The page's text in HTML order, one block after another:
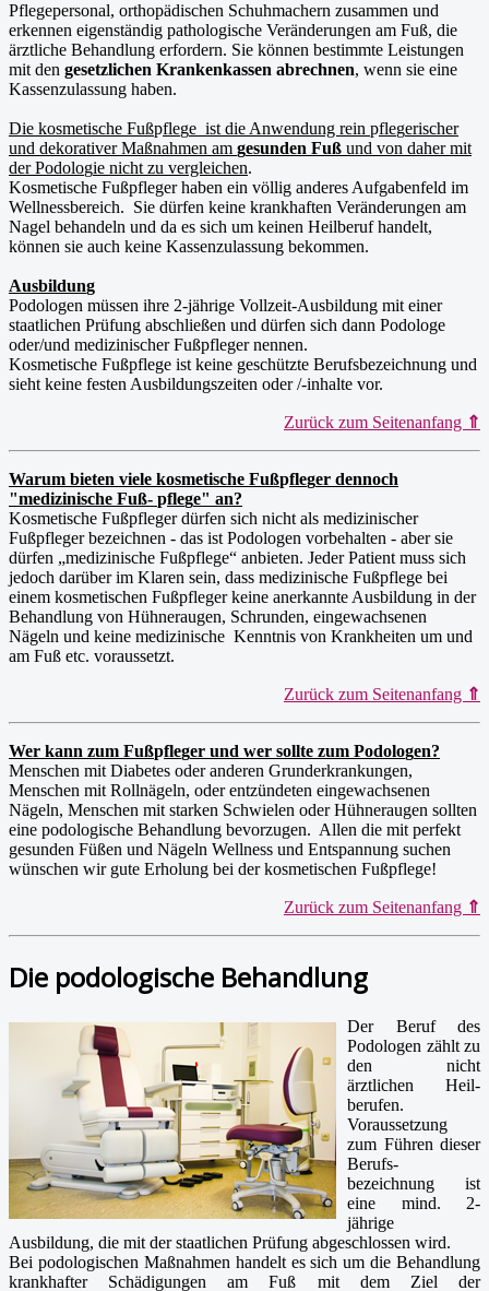
Pflegepersonal, orthopädischen Schuhmachern zusammen und
erkennen eigenständig pathologische Veränderungen am Fuß, die
ärztliche Behandlung erfordern. Sie können bestimmte Leistungen
mit den gesetzlichen Krankenkassen abrechnen, wenn sie eine
Kassenzulassung haben.
Die kosmetische Fußpflege ist die Anwendung rein pflegerischer
und dekorativer Maßnahmen am gesunden Fuß und von daher mit
der Podologie nicht zu vergleichen.
Kosmetische Fußpfleger haben ein völlig anderes Aufgabenfeld im
Wellnessbereich. Sie dürfen keine krankhaften Veränderungen am
Nagel behandeln und da es sich um keinen Heilberuf handelt,
können sie auch keine Kassenzulassung bekommen.
Ausbildung
Podologen müssen ihre 2-jährige Vollzeit-Ausbildung mit einer
staatlichen Prüfung abschließen und dürfen sich dann Podologe
oder/und medizinischer Fußpfleger nennen.
Kosmetische Fußpflege ist keine geschützte Berufsbezeichnung und
sieht keine festen Ausbildungszeiten oder /-inhalte vor.
Zurück zum Seitenanfang ⇑
Warum bieten viele kosmetische Fußpfleger dennoch
"medizinische Fuß- pflege" an?
Kosmetische Fußpfleger dürfen sich nicht als medizinischer
Fußpfleger bezeichnen - das ist Podologen vorbehalten - aber sie
dürfen „medizinische Fußpflege“ anbieten. Jeder Patient muss sich
jedoch darüber im Klaren sein, dass medizinische Fußpflege bei
einem kosmetischen Fußpfleger keine anerkannte Ausbildung in der
Behandlung von Hühneraugen, Schrunden, eingewachsenen
Nägeln und keine medizinische Kenntnis von Krankheiten um und
am Fuß etc. voraussetzt.
Zurück zum Seitenanfang ⇑
Wer kann zum Fußpfleger und wer sollte zum Podologen?
Menschen mit Diabetes oder anderen Grunderkrankungen,
Menschen mit Rollnägeln, oder entzündeten eingewachsenen
Nägeln, Menschen mit starken Schwielen oder Hühneraugen sollten
eine podologische Behandlung bevorzugen. Allen die mit perfekt
gesunden Füßen und Nägeln Wellness und Entspannung suchen
wünschen wir gute Erholung bei der kosmetischen Fußpflege!
Zurück zum Seitenanfang ⇑
Die podologische Behandlung
Der Beruf des
Podologen zählt zu
den nicht
ärztlichen Heil-
berufen.
Voraussetzung
zum Führen dieser
Berufs-
bezeichnung ist
eine mind. 2-
jährige
Ausbildung, die mit der staatlichen Prüfung abgeschlossen wird.
Bei podologischen Maßnahmen handelt es sich um die Behandlung
krankhafter Schädigungen am Fuß mit dem Ziel der